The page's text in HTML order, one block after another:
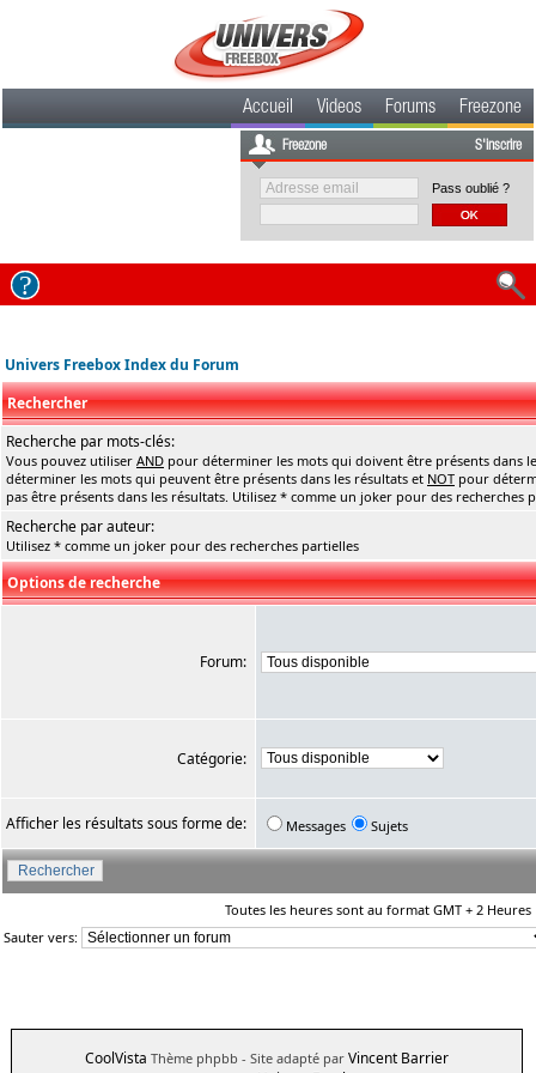
Accueil Videos Forums Freezone
Freezone S'inscrire
Pass oublié ?
Univers Freebox Index du Forum
Rechercher
Recherche par mots-clés:
Vous pouvez utiliser AND pour déterminer les mots qui doivent être présents dans
déterminer les mots qui peuvent être présents dans les résultats et NOT pour
pas être présents dans les résultats. Utilisez * comme un joker pour des recherches
Recherche par auteur:
Utilisez * comme un joker pour des recherches partielles
Options de recherche
Forum:
Catégorie:
Afficher les résultats sous forme de: Messages Sujets
Toutes les heures sont au format GMT + 2 Heures
Sauter vers:
CoolVista Thème phpbb - Site adapté par Vincent Barrier